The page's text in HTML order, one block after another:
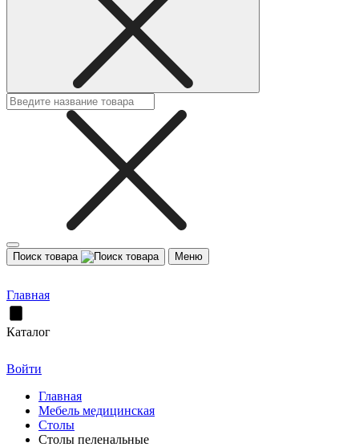
Поиск товара Меню
Главная
Каталог
Войти
Главная
Мебель медицинская
Столы
Столы пеленальные